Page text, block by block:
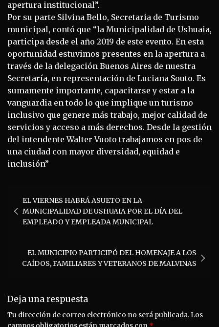
apertura institucional”.
Por su parte Silvina Bello, Secretaria de Turismo
municipal, contó que “la Municipalidad de Ushuaia,
participa desde el año 2019 de este evento. En esta
oportunidad estuvimos presentes en la apertura a
través de la delegación Buenos Aires de nuestra
Secretaría, en representación de Luciana Souto. Es
sumamente importante, capacitarse y estar a la
vanguardia en todo lo que implique un turismo
inclusivo que genere más trabajo, mejor calidad de
servicios y acceso a más derechos. Desde la gestión
del intendente Walter Vuoto trabajamos en pos de
una ciudad con mayor diversidad, equidad e
inclusión”
de
entradas
EL VIERNES HABRÁ ASUETO EN LA
MUNICIPALIDAD DE USHUAIA POR EL DÍA DEL
EMPLEADO Y EMPLEADA MUNICIPAL
EL MUNICIPIO PARTICIPÓ DEL HOMENAJE A LOS
CAÍDOS, FAMILIARES Y VETERANOS DE MALVINAS
Deja una respuesta
Tu dirección de correo electrónico no será publicada.Los